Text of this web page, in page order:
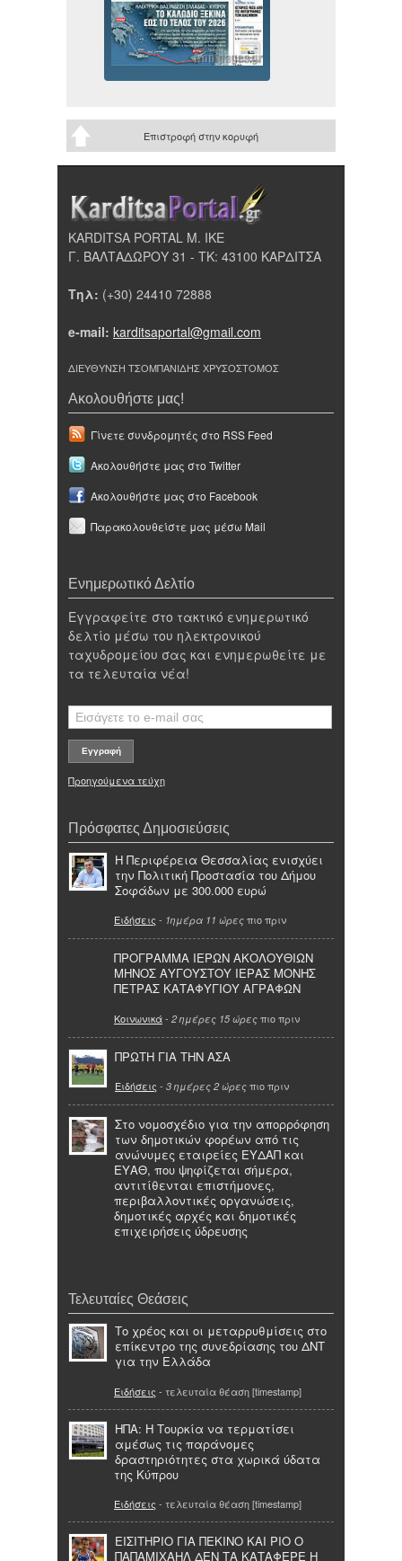
Επιστροφή στην κορυφή
KARDITSA PORTAL Μ. ΙΚΕ
Γ. ΒΑΛΤΑΔΩΡΟΥ 31 - ΤΚ: 43100 ΚΑΡΔΙΤΣΑ
Τηλ: (+30) 24410 72888
e-mail: karditsaportal@gmail.com
ΔΙΕΥΘΥΝΣΗ ΤΣΟΜΠΑΝΙΔΗΣ ΧΡΥΣΟΣΤΟΜΟΣ
Ακολουθήστε μας!
Γίνετε συνδρομητές στο RSS Feed
Ακολουθήστε μας στο Twitter
Ακολουθήστε μας στο Facebook
Παρακολουθείστε μας μέσω Mail
Ενημερωτικό Δελτίο
Εγγραφείτε στο τακτικό ενημερωτικό
δελτίο μέσω του ηλεκτρονικού
ταχυδρομείου σας και ενημερωθείτε με
τα τελευταία νέα!
Προηγούμενα τεύχη
Πρόσφατες Δημοσιεύσεις
Η Περιφέρεια Θεσσαλίας ενισχύει
την Πολιτική Προστασία του Δήμου
Σοφάδων με 300.000 ευρώ
Ειδήσεις - 1ημέρα 11 ώρες πιο πριν
ΠΡΟΓΡΑΜΜΑ ΙΕΡΩΝ ΑΚΟΛΟΥΘΙΩΝ
ΜΗΝΟΣ ΑΥΓΟΥΣΤΟΥ ΙΕΡΑΣ ΜΟΝΗΣ
ΠΕΤΡΑΣ ΚΑΤΑΦΥΓΙΟΥ ΑΓΡΑΦΩΝ
Κοινωνικά- 2 ημέρες 15 ώρες πιο πριν
ΠΡΩΤΗ ΓΙΑ ΤΗΝ ΑΣΑ
Ειδήσεις - 3 ημέρες 2 ώρες πιο πριν
Στο νομοσχέδιο για την απορρόφηση
των δημοτικών φορέων από τις
ανώνυμες εταιρείες ΕΥΔΑΠ και
ΕΥΑΘ, που ψηφίζεται σήμερα,
αντιτίθενται επιστήμονες,
περιβαλλοντικές οργανώσεις,
δημοτικές αρχές και δημοτικές
επιχειρήσεις ύδρευσης
Τελευταίες Θεάσεις
Το χρέος και οι μεταρρυθμίσεις στο
επίκεντρο της συνεδρίασης του ΔΝΤ
για την Ελλάδα
Ειδήσεις - τελευταία θέαση [timestamp]
ΗΠΑ: Η Τουρκία να τερματίσει
αμέσως τις παράνομες
δραστηριότητες στα χωρικά ύδατα
της Κύπρου
Ειδήσεις - τελευταία θέαση [timestamp]
ΕΙΣΙΤΗΡΙΟ ΓΙΑ ΠΕΚΙΝΟ ΚΑΙ ΡΙΟ Ο
ΠΑΠΑΜΙΧΑΗΛ ΔΕΝ ΤΑ ΚΑΤΑΦΕΡΕ Η